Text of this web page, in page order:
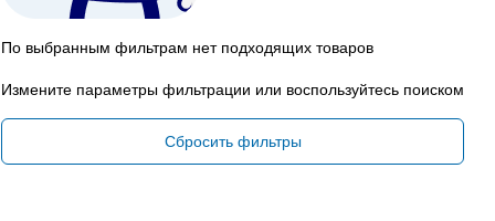
По выбранным фильтрам нет подходящих товаров
Измените параметры фильтрации или воспользуйтесь поиском
Сбросить фильтры